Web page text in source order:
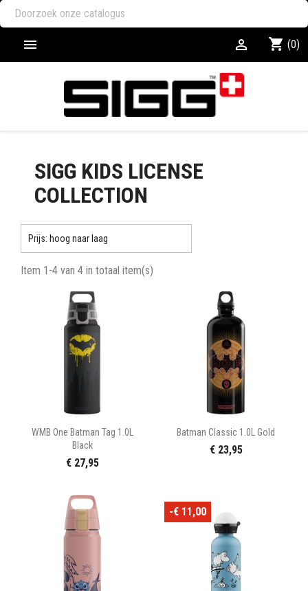
 shopping_cart (0)

SIGG KIDS LICENSE
COLLECTION
Prijs: hoog naar laag
Item 1-4 van 4 in totaal item(s)
WMB One Batman Tag 1.0L
Black
€ 27,95
Batman Classic 1.0L Gold
€ 23,95
-€ 11,00